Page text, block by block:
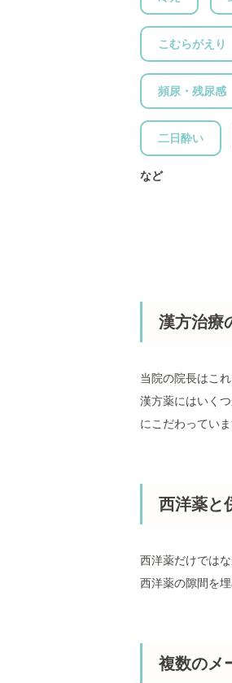
こむらがえり
頻尿・残尿感
二日酔い
など
漢方治療
当院の院長はこ
漢方薬にはいく
にこだわっていま
西洋薬と
西洋薬だけでは
西洋薬の隙間を
複数のメ